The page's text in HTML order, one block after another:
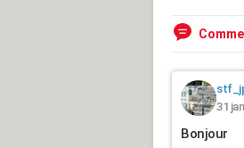
31
Bonjour